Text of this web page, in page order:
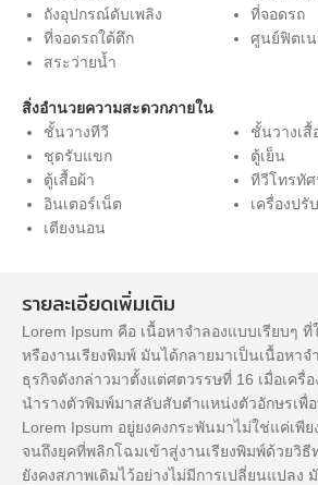
ถังอุปกรณ์ดับเพลิง
ที่จอดรถ
ที่จอดรถใต้ตึก
ศูนย์ฟิตเน
สระว่ายน้ำ
สิ่งอำนวยความสะดวกภายใน
ชั้นวางทีวี
ชั้นวางเสื้
ชุดรับแขก
ตู้เย็น
ตู้เสื้อผ้า
ทีวีโทรทั
อินเตอร์เน็ต
เครื่องปรั
เตียงนอน
รายละเอียดเพิ่มเติม
Lorem Ipsum คือ เนื้อหาจำลองแบบเรียบๆ
หรืองานเรียงพิมพ์ มันได้กลายมาเป็นเนื้อหา
ธุรกิจดังกล่าวมาตั้งแต่ศตวรรษที่ 16 เมื่อเครื่
นำรางตัวพิมพ์มาสลับสับตำแหน่งตัวอักษรเพื่
Lorem Ipsum อยู่ยงคงกระพันมาไม่ใช่แค่เพี
จนถึงยุคที่พลิกโฉมเข้าสู่งานเรียงพิมพ์ด้วยวิธี
ยังคงสภาพเดิมไว้อย่างไม่มีการเปลี่ยนแปลง